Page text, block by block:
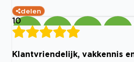
delen
10
Klantvriendelijk, vakkennis